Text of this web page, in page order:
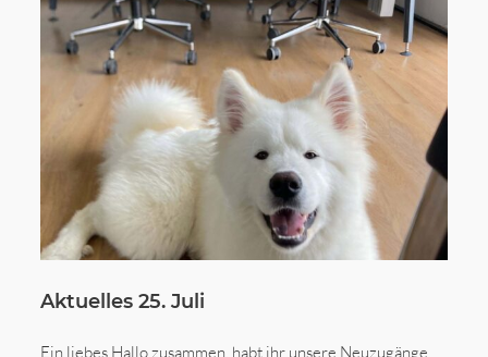
Aktuelles 25. Juli
Ein liebes Hallo zusammen, habt ihr unsere Neuzugänge